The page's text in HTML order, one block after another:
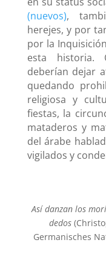
(nuevos),
herejes, y por
por la
esta historia.
deberían dejar
quedando
religiosa y
fiestas, la
mataderos y
del árabe
vigilados y
Así danzan los
dedos
Germanisches